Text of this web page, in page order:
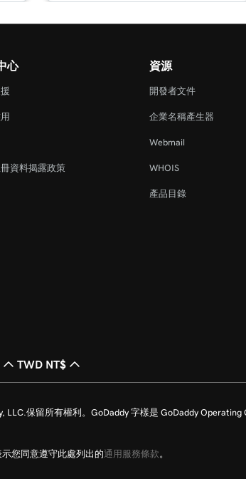
2m
心
資料揭露政策
資源
開發者文件
企業名稱產生器
Webmail
WHOIS
產品目錄
TWD NT$
LLC.保留所有權利。GoDaddy 字樣是 GoDaddy
您同意遵守此處列出的通用服務條款 。